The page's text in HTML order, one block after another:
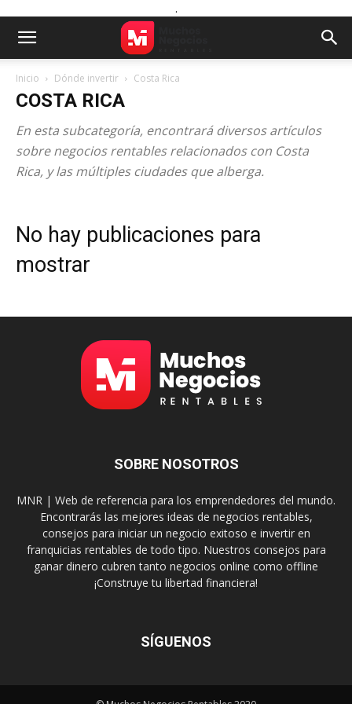
.
Inicio Dónde invertir Costa Rica
COSTA RICA
En esta subcategoría, encontrará diversos artículos
sobre negocios rentables relacionados con Costa
Rica, y las múltiples ciudades que alberga.
No hay publicaciones para
mostrar
SOBRE NOSOTROS
MNR | Web de referencia para los emprendedores del mundo.
Encontrarás las mejores ideas de negocios rentables,
consejos para iniciar un negocio exitoso e invertir en
franquicias rentables de todo tipo. Nuestros consejos para
ganar dinero cubren tanto negocios online como offline
¡Construye tu libertad financiera!
SÍGUENOS